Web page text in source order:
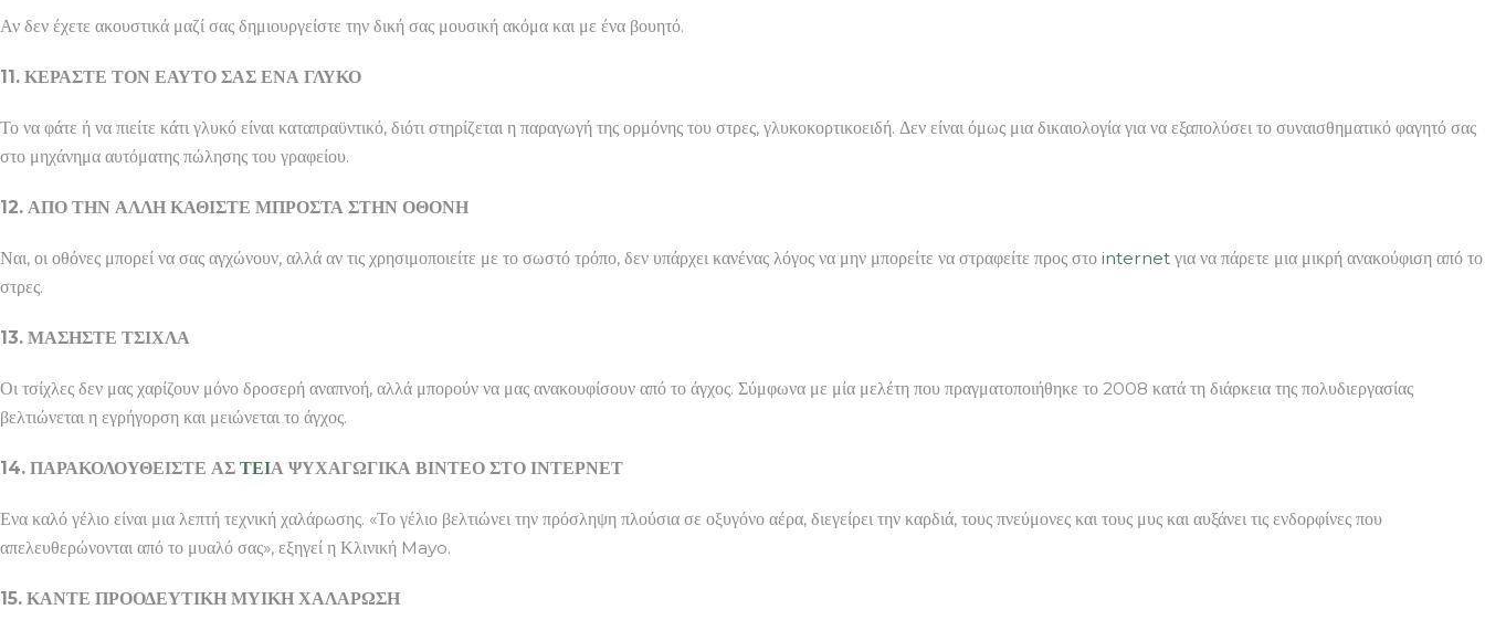
Αν δεν έχετε ακουστικά μαζί σας δημιουργείστε την δική σας μουσική ακόμα και με ένα βουητό.
11. ΚΕΡΑΣΤΕ ΤΟΝ ΕΑΥΤΟ ΣΑΣ ΕΝΑ ΓΛΥΚΟ
Το να φάτε ή να πιείτε κάτι γλυκό είναι καταπραϋντικό, διότι στηρίζεται η παραγωγή της ορμόνης του στρες, γλυκοκορτικοειδή. Δεν είναι όμως μια δικαιολογία για να εξαπολύσει το συναισθηματικό φαγητό σας
στο μηχάνημα αυτόματης πώλησης του γραφείου.
12. ΑΠΟ ΤΗΝ ΑΛΛΗ ΚΑΘΙΣΤΕ ΜΠΡΟΣΤΑ ΣΤΗΝ ΟΘΟΝΗ
Ναι, οι οθόνες μπορεί να σας αγχώνουν, αλλά αν τις χρησιμοποιείτε με το σωστό τρόπο, δεν υπάρχει κανένας λόγος να μην μπορείτε να στραφείτε προς στο internet για να πάρετε μια μικρή ανακούφιση από το
στρες.
13. ΜΑΣΗΣΤΕ ΤΣΙΧΛΑ
Οι τσίχλες δεν μας χαρίζουν μόνο δροσερή αναπνοή, αλλά μπορούν να μας ανακουφίσουν από το άγχος. Σύμφωνα με μία μελέτη που πραγματοποιήθηκε το 2008 κατά τη διάρκεια της πολυδιεργασίας
βελτιώνεται η εγρήγορση και μειώνεται το άγχος.
14. ΠΑΡΑΚΟΛΟΥΘΕΙΣΤΕ ΑΣ ΤΕΙΑ ΨΥΧΑΓΩΓΙΚΑ ΒΙΝΤΕΟ ΣΤΟ ΙΝΤΕΡΝΕΤ
Ενα καλό γέλιο είναι μια λεπτή τεχνική χαλάρωσης. «Το γέλιο βελτιώνει την πρόσληψη πλούσια σε οξυγόνο αέρα, διεγείρει την καρδιά, τους πνεύμονες και τους μυς και αυξάνει τις ενδορφίνες που
απελευθερώνονται από το μυαλό σας», εξηγεί η Κλινική Mayo.
15. ΚΑΝΤΕ ΠΡΟΟΔΕΥΤΙΚΗ ΜΥΙΚΗ ΧΑΛΑΡΩΣΗ